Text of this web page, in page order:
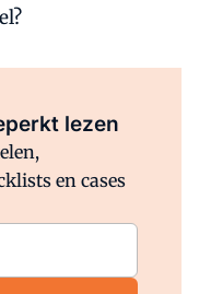
lezen
en cases